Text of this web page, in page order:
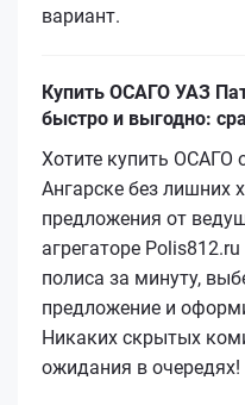
вариант.
Купить ОСАГО УАЗ
быстро и выгодно:
Хотите купить ОСАГО
Ангарске без лишних
предложения от
агрегаторе
полиса за минуту,
предложение и
Никаких скрытых
ожидания в очередях!